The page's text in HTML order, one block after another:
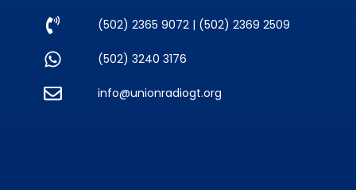
(502) 2365 9072 | (502) 2369 2509
(502) 3240 3176
info@unionradiogt.org